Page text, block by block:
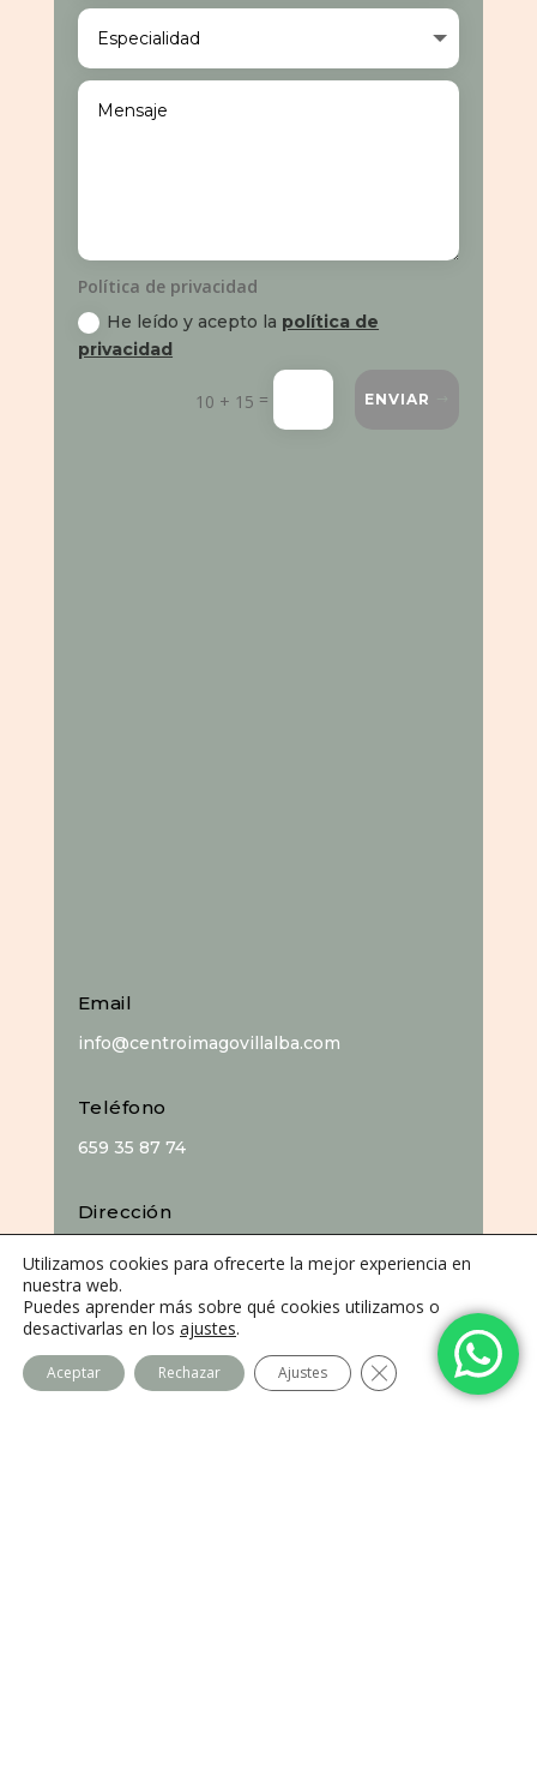
Política de privacidad
He leído y acepto la política de
privacidad
10 + 15 = ENVIAR
Email
info@centroimagovillalba.com
Teléfono
659 35 87 74
Dirección
C. Camino de la Fonda, 28400 Collado
Villalba, Madrid
Utilizamos cookies para ofrecerte la mejor experiencia en
nuestra web.
Puedes aprender más sobre qué cookies utilizamos o
desactivarlas en los ajustes.
Aceptar Rechazar Ajustes Cerrar el banner de